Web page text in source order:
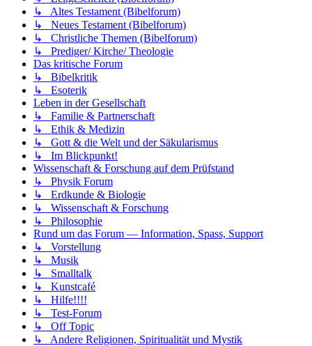
↳ Altes Testament (Bibelforum)
↳ Neues Testament (Bibelforum)
↳ Christliche Themen (Bibelforum)
↳ Prediger/ Kirche/ Theologie
Das kritische Forum
↳ Bibelkritik
↳ Esoterik
Leben in der Gesellschaft
↳ Familie & Partnerschaft
↳ Ethik & Medizin
↳ Gott & die Welt und der Säkularismus
↳ Im Blickpunkt!
Wissenschaft & Forschung auf dem Prüfstand
↳ Physik Forum
↳ Erdkunde & Biologie
↳ Wissenschaft & Forschung
↳ Philosophie
Rund um das Forum — Information, Spass, Support
↳ Vorstellung
↳ Musik
↳ Smalltalk
↳ Kunstcafé
↳ Hilfe!!!!
↳ Test-Forum
↳ Off Topic
↳ Andere Religionen, Spiritualität und Mystik